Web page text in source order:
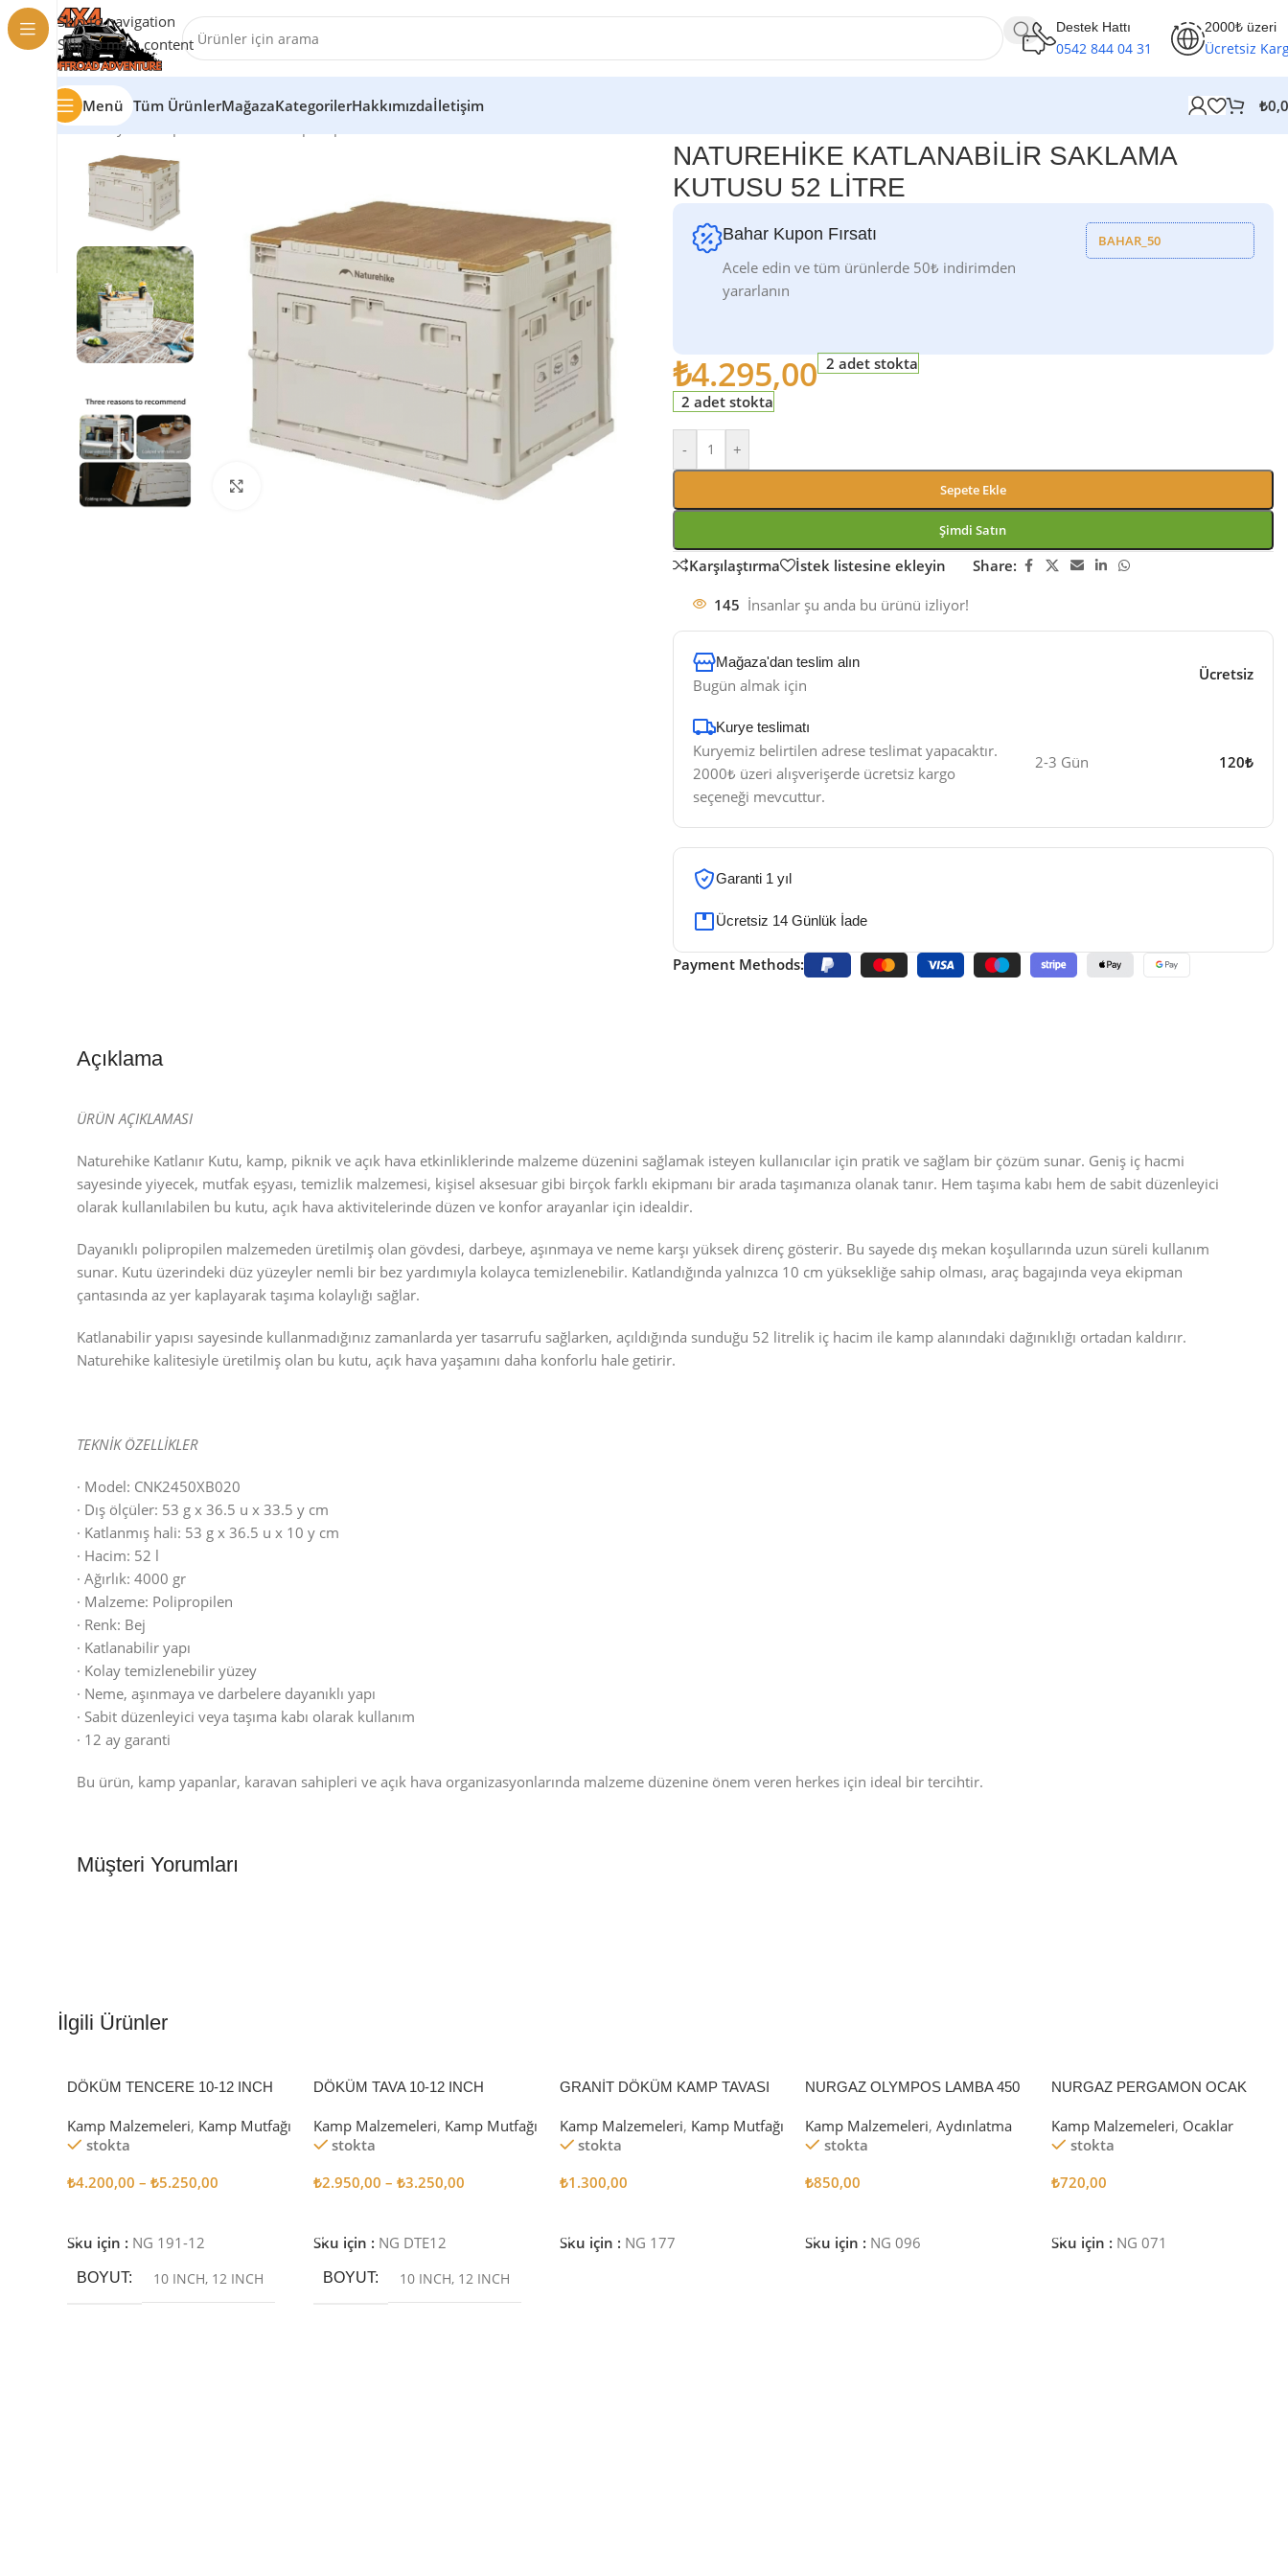
Skip to navigation
Skip to main content
Destek Hattı
0542 844 04 31
2000₺ üzeri
Ücretsiz
Menü Tüm ÜrünlerMağazaKategorilerHakkımızdaİletişim ₺
Ana Sayfa
Genişletmek için tıklayın
NATUREHİKE KATLANABİLİR SAKLAMA
KUTUSU 52 LİTRE
Bahar Kupon Fırsatı
Acele edin ve tüm ürünlerde 50₺ indirimden
yararlanın
BAHAR_50
₺4.295,00 2 adet stokta
2 adet stokta
- +
Sepete Ekle
Şimdi Satın
Karşılaştırma İstek listesine ekleyin Share:
145 İnsanlar şu anda bu ürünü izliyor!
Mağaza'dan teslim alın
Bugün almak için
Ücretsiz
Kurye teslimatı​
Kuryemiz belirtilen adrese teslimat yapacaktır.
2000₺ üzeri alışverişerde ücretsiz kargo
seçeneği mevcuttur.
2-3 Gün 120₺
Garanti 1 yıl
Ücretsiz 14 Günlük İade
Payment Methods:
Açıklama
ÜRÜN AÇIKLAMASI
Naturehike Katlanır Kutu, kamp, piknik ve açık hava etkinliklerinde malzeme düzenini sağlamak isteyen kullanıcılar için pratik ve sağlam bir çözüm sunar. Geniş iç hacmi
sayesinde yiyecek, mutfak eşyası, temizlik malzemesi, kişisel aksesuar gibi birçok farklı ekipmanı bir arada taşımanıza olanak tanır. Hem taşıma kabı hem de sabit düzenleyici
olarak kullanılabilen bu kutu, açık hava aktivitelerinde düzen ve konfor arayanlar için idealdir.
Dayanıklı polipropilen malzemeden üretilmiş olan gövdesi, darbeye, aşınmaya ve neme karşı yüksek direnç gösterir. Bu sayede dış mekan koşullarında uzun süreli kullanım
sunar. Kutu üzerindeki düz yüzeyler nemli bir bez yardımıyla kolayca temizlenebilir. Katlandığında yalnızca 10 cm yüksekliğe sahip olması, araç bagajında veya ekipman
çantasında az yer kaplayarak taşıma kolaylığı sağlar.
Katlanabilir yapısı sayesinde kullanmadığınız zamanlarda yer tasarrufu sağlarken, açıldığında sunduğu 52 litrelik iç hacim ile kamp alanındaki dağınıklığı ortadan kaldırır.
Naturehike kalitesiyle üretilmiş olan bu kutu, açık hava yaşamını daha konforlu hale getirir.
TEKNİK ÖZELLİKLER
· Model: CNK2450XB020
· Dış ölçüler: 53 g x 36.5 u x 33.5 y cm
· Katlanmış hali: 53 g x 36.5 u x 10 y cm
· Hacim: 52 l
· Ağırlık: 4000 gr
· Malzeme: Polipropilen
· Renk: Bej
· Katlanabilir yapı
· Kolay temizlenebilir yüzey
· Neme, aşınmaya ve darbelere dayanıklı yapı
· Sabit düzenleyici veya taşıma kabı olarak kullanım
· 12 ay garanti
Bu ürün, kamp yapanlar, karavan sahipleri ve açık hava organizasyonlarında malzeme düzenine önem veren herkes için ideal bir tercihtir.
Müşteri Yorumları
İlgili Ürünler
DÖKÜM TENCERE 10-12 INCH
Kamp Malzemeleri, Kamp Mutfağı
stokta
₺4.200,00 – ₺5.250,00
Sku için : NG 191-12
BOYUT 10 INCH, 12 INCH
DÖKÜM TAVA 10-12 INCH
Kamp Malzemeleri, Kamp Mutfağı
stokta
₺2.950,00 – ₺3.250,00
Sku için : NG DTE12
BOYUT 10 INCH, 12 INCH
GRANİT DÖKÜM KAMP TAVASI
Kamp Malzemeleri, Kamp Mutfağı
stokta
₺1.300,00
Sku için : NG 177
NURGAZ OLYMPOS LAMBA 450
Kamp Malzemeleri, Aydınlatma
stokta
₺850,00
Sku için : NG 096
NURGAZ PERGAMON OCAK
Kamp Malzemeleri, Ocaklar
stokta
₺720,00
Sku için : NG 071